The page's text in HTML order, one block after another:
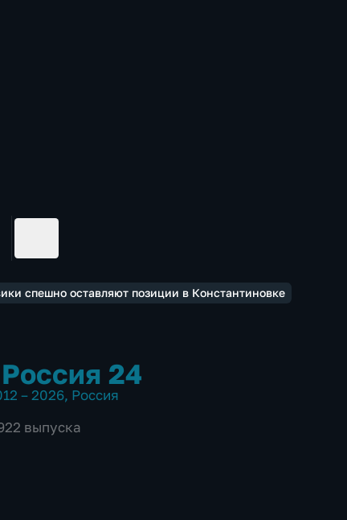
спешно оставляют позиции в Константиновке
24
– 2026, Россия
выпуска